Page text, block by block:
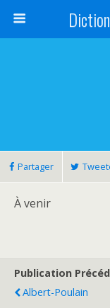
Partager
À venir
Publication
Albert-Poulain